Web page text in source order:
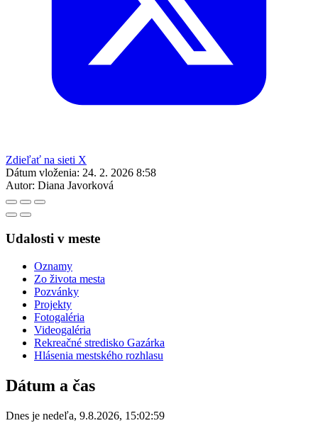
Zdieľať na sieti X
Dátum vloženia: 24. 2. 2026 8:58
Autor: Diana Javorková
Udalosti v meste
Oznamy
Zo života mesta
Pozvánky
Projekty
Fotogaléria
Videogaléria
Rekreačné stredisko Gazárka
Hlásenia mestského rozhlasu
Dátum a čas
Dnes je nedeľa, 9.8.2026, 15:02:59